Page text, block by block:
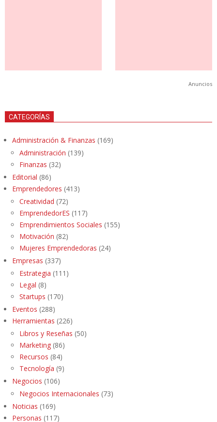
Anuncios
CATEGORÍAS
Administración & Finanzas (169)
Administración (139)
Finanzas (32)
Editorial (86)
Emprendedores (413)
Creatividad (72)
EmprendedorES (117)
Emprendimientos Sociales (155)
Motivación (82)
Mujeres Emprendedoras (24)
Empresas (337)
Estrategia (111)
Legal (8)
Startups (170)
Eventos (288)
Herramientas (226)
Libros y Reseñas (50)
Marketing (86)
Recursos (84)
Tecnología (9)
Negocios (106)
Negocios Internacionales (73)
Noticias (169)
Personas (117)